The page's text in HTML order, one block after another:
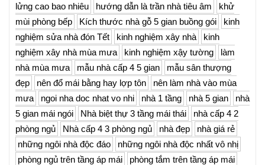
lửng cao bao nhiêu
hướng dẫn là trần nhà tiêu âm
khử
mùi phòng bếp
Kích thước nhà gỗ 5 gian buồng gói
kinh
nghiệm sửa nhà đón Tết
kinh nghiệm xây nhà
kinh
nghiệm xây nhà mùa mưa
kinh nghiệm xậy tường
làm
nhà mùa mưa
mẫu nhà cấp 4 5 gian
mẫu sân thượng
đẹp
nên đổ mái bằng hay lợp tôn
nên làm nhà vào mùa
mưa
ngoi nha doc nhat vo nhi nhà 1 tầng nhà 5 gian
nhà
5 gian mái ngói
Nhà biệt thự 3 tầng mái thái
nhà cấp 4 2
phòng ngủ
Nhà cấp 4 3 phòng ngủ nhà đẹp
nhà giá rẻ
những ngôi nhà độc đáo
những ngôi nhà độc nhất vô nhị
phòng ngủ trên tầng áp mái
phòng tắm trên tầng áp mái